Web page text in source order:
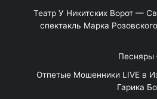
"Театр У Никитских Ворот —
спектакль Марка
Отпетые Мошенники LIVE в
Гарика